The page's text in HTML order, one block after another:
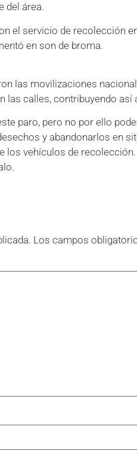
del área.
el servicio de recolección
en son de broma.
las movilizaciones
las calles, contribuyendo
paro, pero no por ello
y abandonarlos en
vehículos de
Los campos